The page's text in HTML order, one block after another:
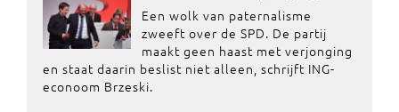
Een wolk van paternalisme
zweeft over de SPD. De partij
maakt geen haast met verjonging
en staat daarin beslist niet alleen, schrijft ING-
econoom Brzeski.